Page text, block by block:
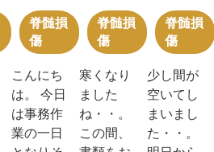
脊髄損
傷
こんにち
は。 今日
は事務作
業の一日
脊髄損
傷
寒くなり
ました
ね・・。
この間、
脊髄損
傷
少し間が
空いてし
まいまし
た・・。